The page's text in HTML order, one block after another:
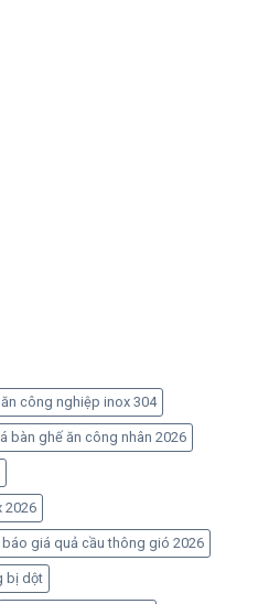
ăn công nghiệp inox 304
bàn ghế ăn công nhân 2026
2026
báo giá quả cầu thông gió 2026
bị dột